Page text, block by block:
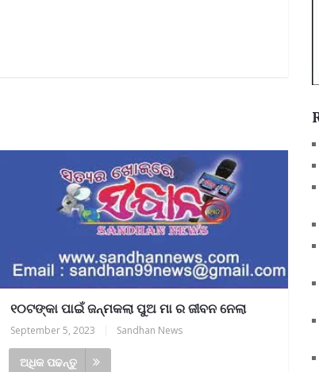
୧୦ଟଙ୍କା ପାଇଁ ଜନ୍ମକଲା ପୁଅ ମା ର ଜୀବନ ନେଲା
September 5, 2023 Sandhan News
ଅଧିକ ପଢନ୍ତୁ